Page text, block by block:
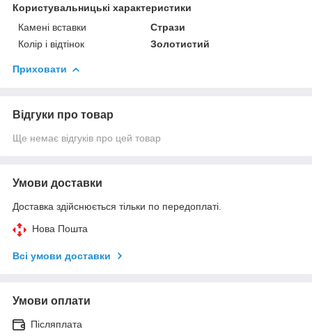
Користувальницькі характеристики
Камені вставки
Стрази
Колір і відтінок
Золотистий
Приховати
Відгуки про товар
Ще немає відгуків про цей товар
Умови доставки
Доставка здійснюється тільки по передоплаті.
Нова Пошта
Всі умови доставки
Умови оплати
Післяплата